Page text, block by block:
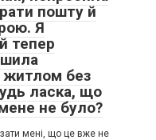
пошту й
Я
тепер
житлом без
ласка, що
не було?
мені, що це вже не